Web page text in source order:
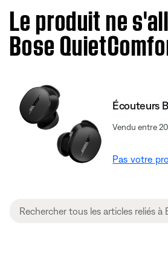
Le produit ne
Bose
Écouteurs
Vendu entre
Pas votre